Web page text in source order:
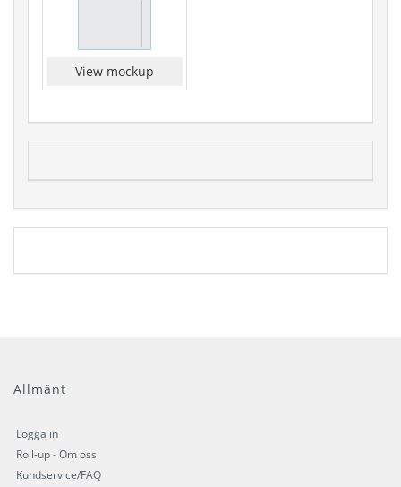
View mockup
Allmänt
Logga in
Roll-up - Om oss
Kundservice/FAQ